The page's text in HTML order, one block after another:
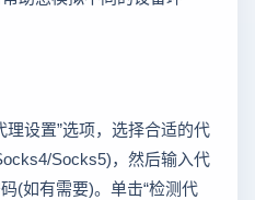
设置”选项，选择合适的代
Socks5)，然后输入代
(如有需要)。单击“检测代